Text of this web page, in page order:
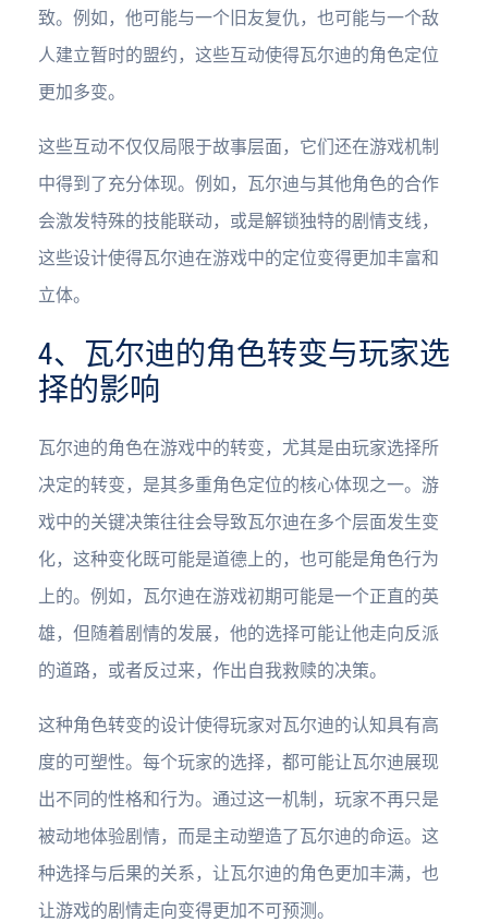
致。例如，他可能与一个旧友复仇，也可能与一个敌
人建立暂时的盟约，这些互动使得瓦尔迪的角色定位
更加多变。
这些互动不仅仅局限于故事层面，它们还在游戏机制
中得到了充分体现。例如，瓦尔迪与其他角色的合作
会激发特殊的技能联动，或是解锁独特的剧情支线，
这些设计使得瓦尔迪在游戏中的定位变得更加丰富和
立体。
4、瓦尔迪的角色转变与玩家选
择的影响
瓦尔迪的角色在游戏中的转变，尤其是由玩家选择所
决定的转变，是其多重角色定位的核心体现之一。游
戏中的关键决策往往会导致瓦尔迪在多个层面发生变
化，这种变化既可能是道德上的，也可能是角色行为
上的。例如，瓦尔迪在游戏初期可能是一个正直的英
雄，但随着剧情的发展，他的选择可能让他走向反派
的道路，或者反过来，作出自我救赎的决策。
这种角色转变的设计使得玩家对瓦尔迪的认知具有高
度的可塑性。每个玩家的选择，都可能让瓦尔迪展现
出不同的性格和行为。通过这一机制，玩家不再只是
被动地体验剧情，而是主动塑造了瓦尔迪的命运。这
种选择与后果的关系，让瓦尔迪的角色更加丰满，也
让游戏的剧情走向变得更加不可预测。